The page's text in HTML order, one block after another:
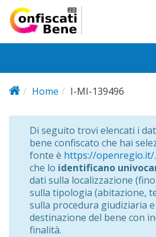
Salta al contenuto principale
Home
I-MI-139496
Di seguito trovi elencati i
bene confiscato che hai
fonte è https://openregio.it/
che lo identificano
dati sulla localizzazione
sulla tipologia (abitazione,
sulla procedura giudiziaria
destinazione del bene con
finalità.